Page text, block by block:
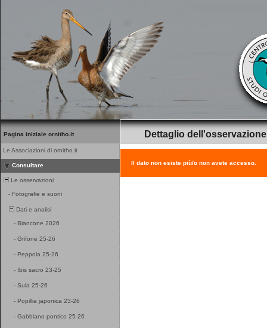
Pagina iniziale ornitho.it
Le Associazioni di ornitho.it
Consultare
Le osservazioni
- Fotografie e suoni
Dati e analisi
- Biancone 2026
- Grifone 25-26
- Peppola 25-26
- Ibis sacro 23-25
- Sula 25-26
- Popillia japonica 23-26
- Gabbiano pontico 25-26
Dettaglio dell'osservazione
Il dato non esiste più/o non avete accesso.